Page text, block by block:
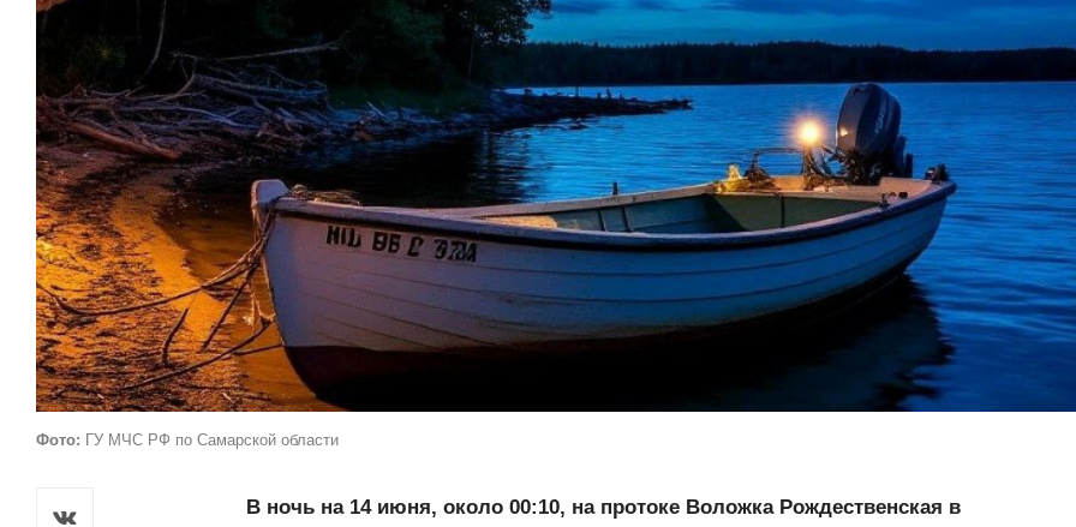
Фото: ГУ МЧС РФ по Самарской области
В ночь на 14 июня, около 00:10, на протоке Воложка Рождественская в